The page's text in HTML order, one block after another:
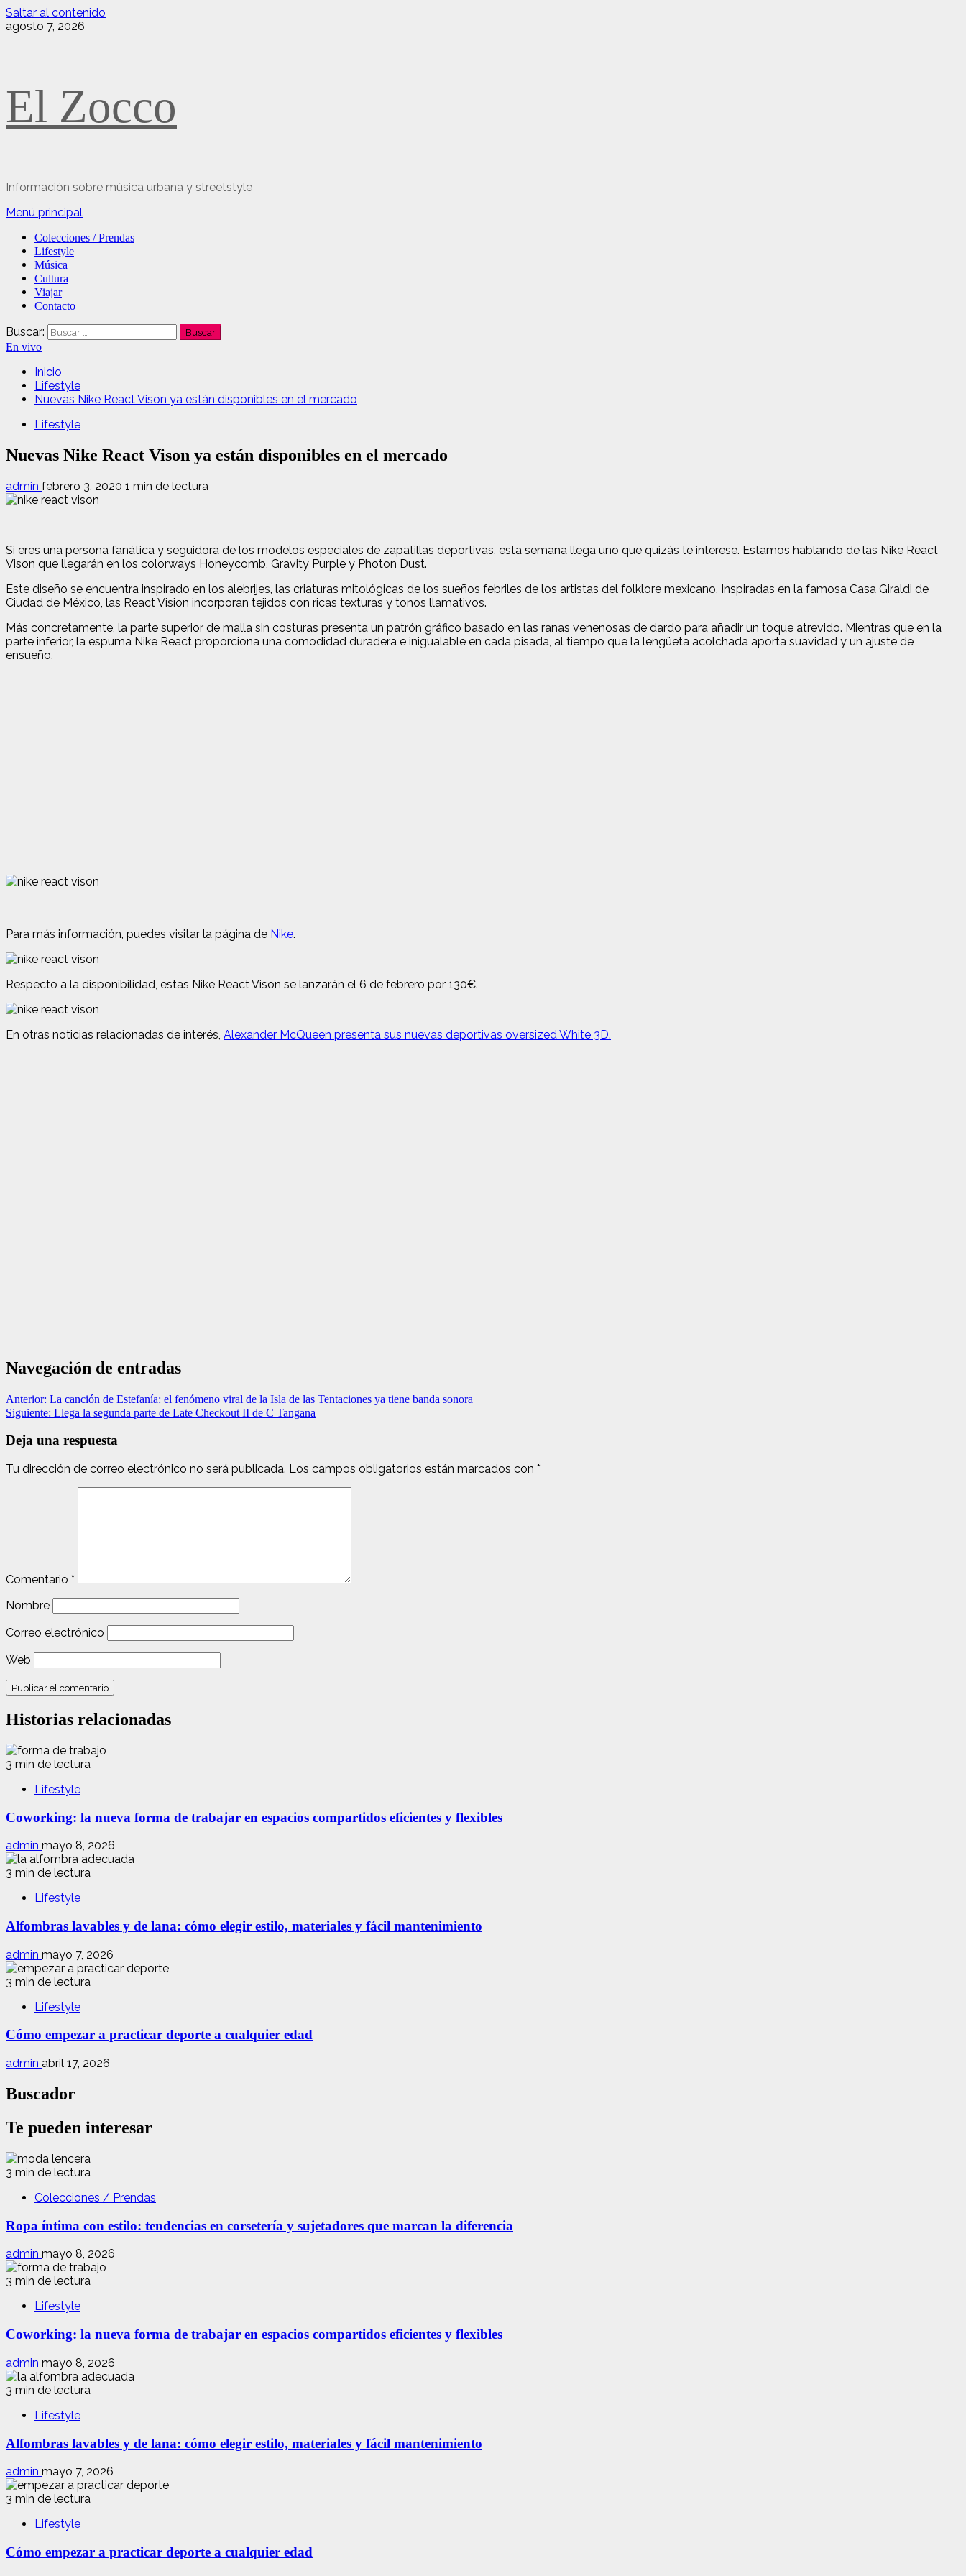
Saltar al contenido
agosto 7, 2026
El Zocco
Información sobre música urbana y streetstyle
Menú principal
Colecciones / Prendas
Lifestyle
Música
Cultura
Viajar
Contacto
Buscar:
En vivo
Inicio
Lifestyle
Nuevas Nike React Vison ya están disponibles en el mercado
Lifestyle
Nuevas Nike React Vison ya están disponibles en el mercado
admin febrero 3, 2020 1 min de lectura
Si eres una persona fanática y seguidora de los modelos especiales de zapatillas deportivas, esta semana llega uno que quizás te interese. Estamos hablando de las Nike React
Vison que llegarán en los colorways Honeycomb, Gravity Purple y Photon Dust.
Este diseño se encuentra inspirado en los alebrijes, las criaturas mitológicas de los sueños febriles de los artistas del folklore mexicano. Inspiradas en la famosa Casa Giraldi de
Ciudad de México, las React Vision incorporan tejidos con ricas texturas y tonos llamativos.
Más concretamente, la parte superior de malla sin costuras presenta un patrón gráfico basado en las ranas venenosas de dardo para añadir un toque atrevido. Mientras que en la
parte inferior, la espuma Nike React proporciona una comodidad duradera e inigualable en cada pisada, al tiempo que la lengüeta acolchada aporta suavidad y un ajuste de
ensueño.
Para más información, puedes visitar la página de Nike.
Respecto a la disponibilidad, estas Nike React Vison se lanzarán el 6 de febrero por 130€.
En otras noticias relacionadas de interés, Alexander McQueen presenta sus nuevas deportivas oversized White 3D.
Navegación de entradas
Anterior: La canción de Estefanía: el fenómeno viral de la Isla de las Tentaciones ya tiene banda sonora
Siguiente: Llega la segunda parte de Late Checkout II de C Tangana
Deja una respuesta
Tu dirección de correo electrónico no será publicada. Los campos obligatorios están marcados con *
Comentario *
Nombre
Correo electrónico
Web
Historias relacionadas
3 min de lectura
Lifestyle
Coworking: la nueva forma de trabajar en espacios compartidos eficientes y flexibles
admin mayo 8, 2026
3 min de lectura
Lifestyle
Alfombras lavables y de lana: cómo elegir estilo, materiales y fácil mantenimiento
admin mayo 7, 2026
3 min de lectura
Lifestyle
Cómo empezar a practicar deporte a cualquier edad
admin abril 17, 2026
Buscador
Te pueden interesar
3 min de lectura
Colecciones / Prendas
Ropa íntima con estilo: tendencias en corsetería y sujetadores que marcan la diferencia
admin mayo 8, 2026
3 min de lectura
Lifestyle
Coworking: la nueva forma de trabajar en espacios compartidos eficientes y flexibles
admin mayo 8, 2026
3 min de lectura
Lifestyle
Alfombras lavables y de lana: cómo elegir estilo, materiales y fácil mantenimiento
admin mayo 7, 2026
3 min de lectura
Lifestyle
Cómo empezar a practicar deporte a cualquier edad